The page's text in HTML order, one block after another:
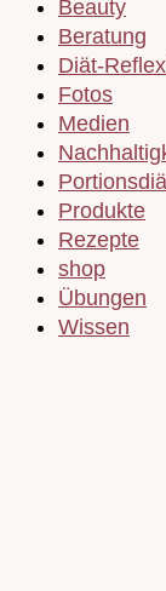
Beauty
Beratung
Diät-
Fotos
Medien
Produkte
Rezepte
shop
Übungen
Wissen